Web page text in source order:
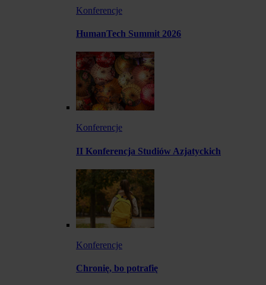
Konferencje
HumanTech Summit 2026
Konferencje
II Konferencja Studiów Azjatyckich
Konferencje
Chronię, bo potrafię